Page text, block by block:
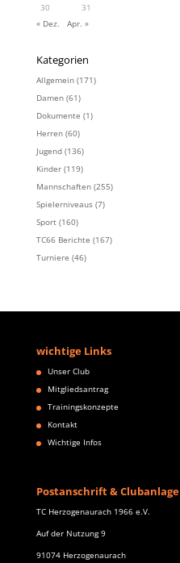
30
31
« Dez.
Apr. »
Kategorien
Allgemein(171)
Damen(61)
Dokumente (1)
Herren(60)
Jugend(136)
Kinder(119)
Mannschaften(255)
Spielerniveaus(7)
Sport(160)
TC66 Berichte (167)
Turniere (46)
wichtige Links
Unser Club
Mitgliedsantrag
Trainingskonzepte
Kontakt
Wichtige Infos
Postanschrift & Clubanlage
TC Herzogenaurach 1966 e.V.
Auf der Nutzung 9
91074 Herzogenaurach